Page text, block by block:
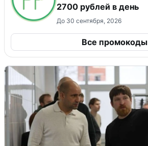
2700 рублей в день
До 30 сентября, 2026
Все промокоды